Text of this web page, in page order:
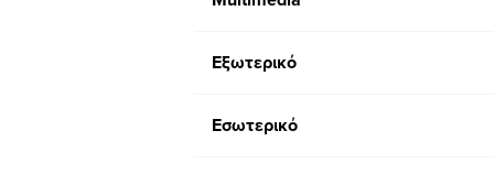
Εξωτερικό
Εσωτερικό